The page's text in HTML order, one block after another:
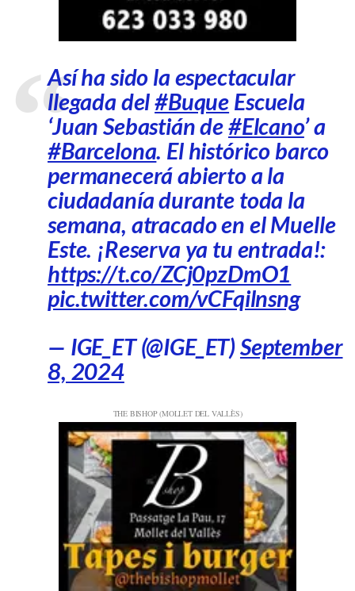
Así ha sido la espectacular
llegada del#Buque Escuela
‘Juan Sebastián de#Elcano’ a
#Barcelona. El histórico barco
permanecerá abierto a la
ciudadanía durante toda la
semana, atracado en el Muelle
Este. ¡Reserva ya tu entrada!:
https://t.co/ZCj0pzDmO1
pic.twitter.com/vCFqilnsng
— IGE_ET (@IGE_ET)September
8, 2024